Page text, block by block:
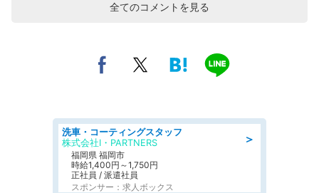
全てのコメントを見る
＞
洗車・コーティングスタッフ
株式会社I・PARTNERS
福岡県 福岡市
時給1,400円～1,750円
正社員 / 派遣社員
スポンサー：求人ボックス